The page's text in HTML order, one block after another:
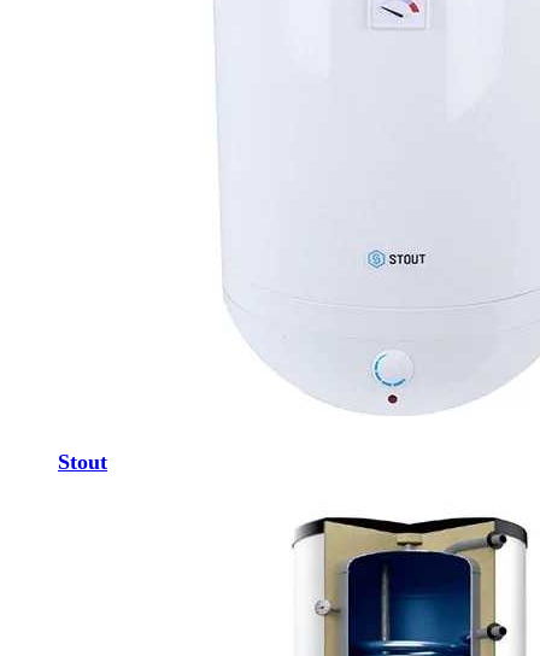
Stout